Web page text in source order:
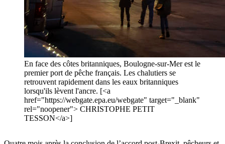
En face des côtes britanniques, Boulogne-sur-Mer est le
premier port de pêche français. Les chalutiers se
retrouvent rapidement dans les eaux britanniques
lorsqu'ils lèvent l'ancre. [<a
href="https://webgate.epa.eu/webgate" target="_blank"
rel="noopener"> CHRISTOPHE PETIT
TESSON</a>]